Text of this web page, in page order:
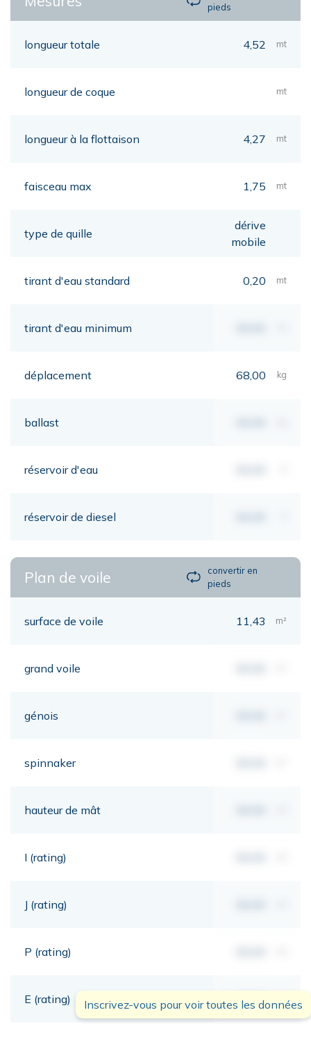
pieds
longueur totale 4,52 mt
longueur de coque mt
longueur à la flottaison 4,27 mt
faisceau max 1,75 mt
type de quille
dérive
mobile
tirant d'eau standard 0,20 mt
tirant d'eau minimum
déplacement 68,00 kg
ballast
réservoir d'eau
réservoir de diesel
Plan de voile
convertir en
pieds
surface de voile 11,43 m²
grand voile
génois
spinnaker
hauteur de mât
I (rating)
J (rating)
P (rating)
E (rating) 00,00
Inscrivez-vous pour voir toutes les données